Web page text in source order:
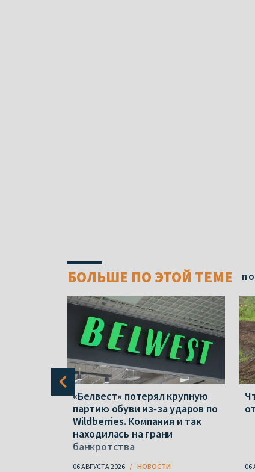
БОЛЬШЕ ПО ЭТОЙ ТЕМЕ
«Белвест» потерял крупную
партию обуви из‑за ударов по
Wildberries. Компания и так
находилась на грани
банкротства
06 АВГУСТА 2026 НОВОСТИ 06